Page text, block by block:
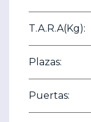
T.A.R.A(Kg):
Plazas:
Puertas: